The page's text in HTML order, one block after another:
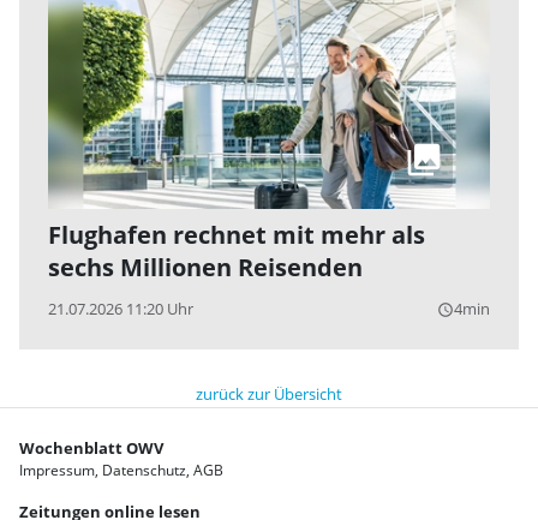
Flughafen rechnet mit mehr als
sechs Millionen Reisenden
21.07.2026 11:20 Uhr query_builder4min
zurück zur Übersicht
Wochenblatt OWV
Impressum Datenschutz AGB
Zeitungen online lesen